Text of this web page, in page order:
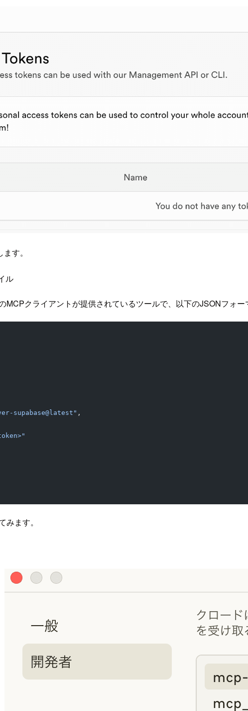
す。
ル
クライアントが提供されているツールで、以下のJSONフォー
supabase@latest"
,
ます。